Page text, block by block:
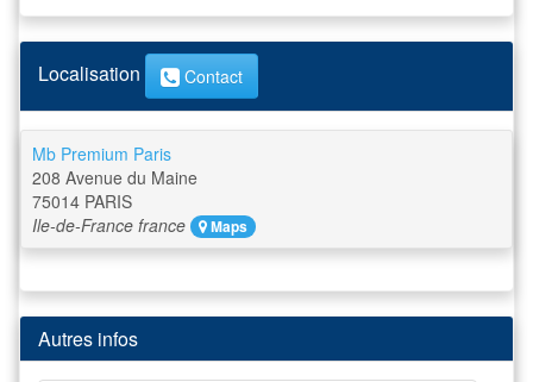
Localisation Contact
Mb Premium Paris
208 Avenue du Maine
75014 PARIS
Ile-de-France france Maps
Autres infos